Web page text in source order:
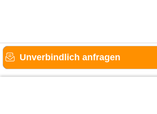
Unverbindlich anfragen